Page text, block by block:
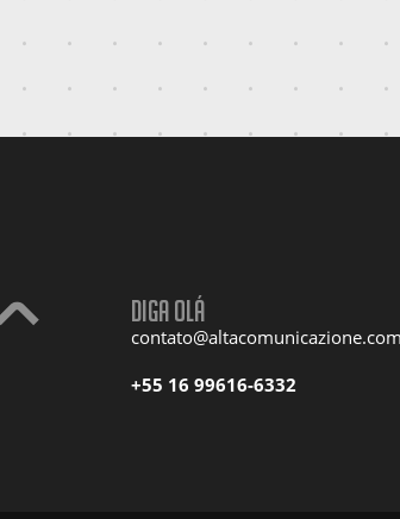
Diga olá
+55 16 99616-6332